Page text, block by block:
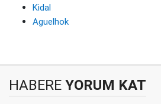
Kidal
Aguelhok
HABERE YORUM KAT